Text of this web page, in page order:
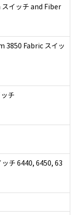
イッチ and Fiber
3850 Fabric スイッ
チ
チ 6440, 6450, 63